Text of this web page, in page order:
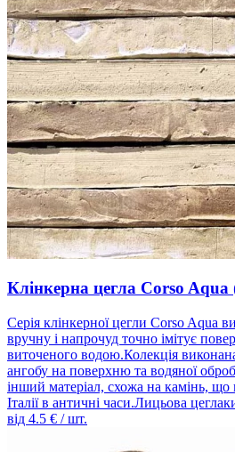
Клінкерна цегла Corso
Серія клінкерної цегли Corso Aqua
вручну і напрочуд точно імітує
виточеного водою.Колекція
ангобу на поверхню та водяної
інший матеріал, схожа на камінь, що
Італії в античні часи.Лицьова
від 4.5 € / шт.